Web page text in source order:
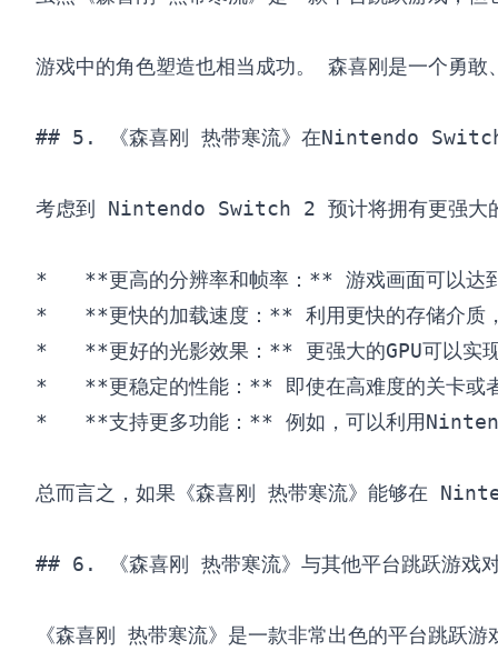
游戏中的角色塑造也相当成功。 森喜刚是一个勇
## 5. 《森喜刚 热带寒流》在Nintendo
考虑到 Nintendo Switch 2 预计将拥有更强大的
*   **更高的分辨率和帧率：** 游戏画面可以
*   **更快的加载速度：** 利用更快的存储介质，
*   **更好的光影效果：** 更强大的GPU可以实现
*   **更稳定的性能：** 即使在高难度的关卡或者
*   **支持更多功能：** 例如，可以利用
总而言之，如果《森喜刚 热带寒流》能够在
## 6. 《森喜刚 热带寒流》与其他平台跳跃游戏
《森喜刚 热带寒流》是一款非常出色的平台跳跃